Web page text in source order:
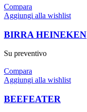
Compara
Aggiungi alla wishlist
BIRRA HEINEKEN
Su preventivo
Compara
Aggiungi alla wishlist
BEEFEATER